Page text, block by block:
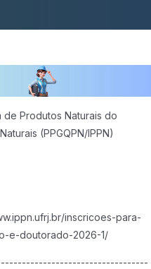
de Produtos Naturais do
(PPGQPN/IPPN)
inscricoes-para-
e-doutorado-2026-1/